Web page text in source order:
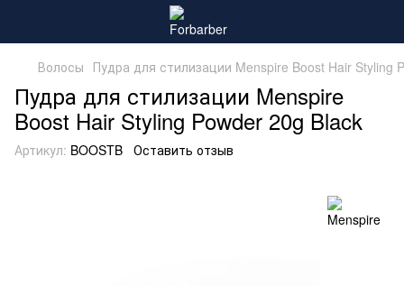
Волосы Пудра для стилизации Menspire Boost Hair Styling
Пудра для стилизации Menspire
Boost Hair Styling Powder 20g Black
Артикул: BOOSTB Оставить отзыв